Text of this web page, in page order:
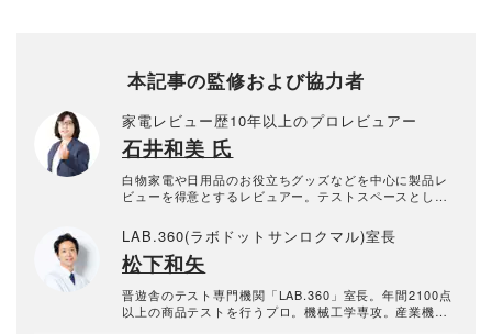
本記事の監修および協力者
家電レビュー歴10年以上のプロレビュアー
石井和美 氏
白物家電や日用品のお役立ちグッズなどを中心に製品レ
ビューを得意とするレビュアー。テストスペースとして
庫や洗濯機など、大型家電のレビューも行っている。レ
ビュー歴10年以上。
LAB.360(ラボドットサンロクマル)室長
松下和矢
晋遊舎のテスト専門機関「LAB.360」室長。年間2100点
以上の商品テストを行うプロ。機械工学専攻。産業機械